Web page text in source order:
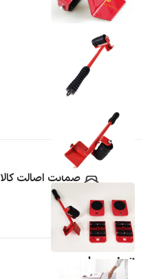
ضمانت اصالت کالا
توضیحات